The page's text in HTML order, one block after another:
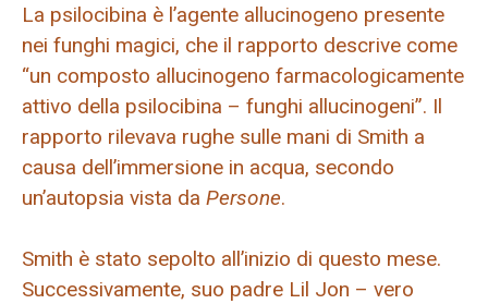
La psilocibina è l’agente allucinogeno presente
nei funghi magici, che il rapporto descrive come
“un composto allucinogeno farmacologicamente
attivo della psilocibina – funghi allucinogeni”. Il
rapporto rilevava rughe sulle mani di Smith a
causa dell’immersione in acqua, secondo
un’autopsia vista da Persone.
Smith è stato sepolto all’inizio di questo mese.
Successivamente, suo padre Lil Jon – vero